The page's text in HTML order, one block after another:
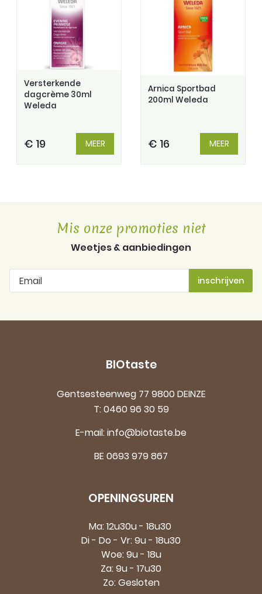
Versterkende
dagcrème 30ml
Weleda
€ 19 MEER
Arnica Sportbad
200ml Weleda
€ 16 MEER
Mis onze promoties niet
Weetjes & aanbiedingen
BIOtaste
Gentsesteenweg 77 9800 DEINZE
T:0460 96 30 59
E-mail:info@biotaste.be
BE 0693 979 867
OPENINGSUREN
Ma: 12u30u - 18u30
Di - Do - Vr: 9u - 18u30
Woe: 9u - 18u
Za: 9u - 17u30
Zo: Gesloten